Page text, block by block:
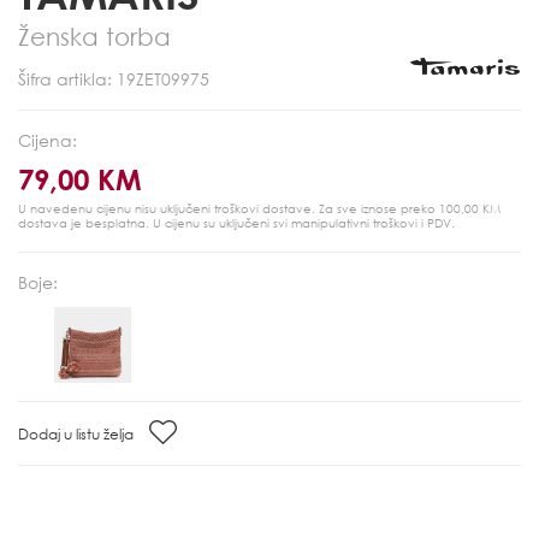
Ženska torba
Šifra artikla: 19ZET09975
Cijena:
79,00 KM
U navedenu cijenu nisu uključeni troškovi dostave. Za sve iznose preko 100,00 KM
dostava je besplatna. U cijenu su uključeni svi manipulativni troškovi i PDV.
Boje:
Dodaj u listu želja